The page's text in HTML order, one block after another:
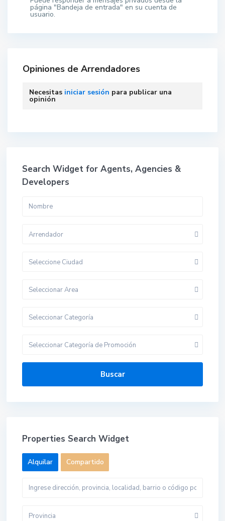
página "Bandeja de entrada" en su cuenta de
usuario.
Opiniones de Arrendadores
Necesitas iniciar sesión para publicar una
opinión
Search Widget for Agents, Agencies &
Developers
Arrendador
Seleccione Ciudad
Seleccionar Area
Seleccionar Categoría
Seleccionar Categoría de Promoción
Buscar
Properties Search Widget
Alquilar Compartido
Provincia